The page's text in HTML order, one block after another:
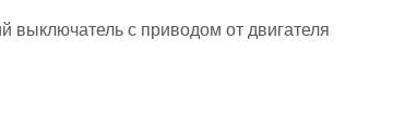
выключатель с приводом от двигателя